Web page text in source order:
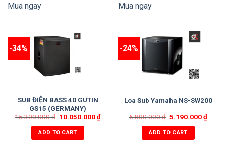
Mua ngay Mua ngay
-34%
SUB ĐIỆN BASS 40 GUTIN
GS15 (GERMANY)
15.300.000₫ 10.050.000₫
ADD TO CART
-24%
Loa Sub Yamaha NS-SW200
6.800.000₫ 5.190.000₫
ADD TO CART